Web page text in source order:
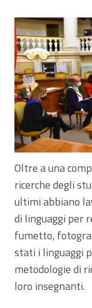
Oltre a una
ricerche degli
ultimi abbiano
di linguaggi per
fumetto,
stati i linguaggi
metodologie di
loro insegnanti.